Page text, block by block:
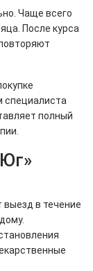
Чаще всего
После курса
специалиста
полный
выезд в течение